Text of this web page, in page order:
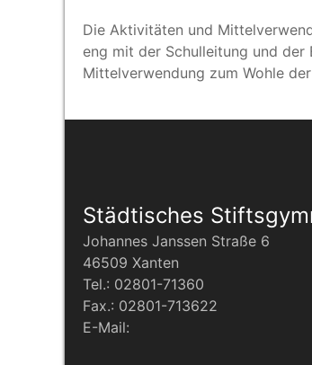
Die Akti­vi­tä­ten und
eng mit der Schul­lei­tung und
Mit­tel­ver­wen­dung zum Woh­le
Städtisches
Johannes Janssen Straße 6
46509 Xanten
Tel.: 02801-71360
Fax.: 02801-713622
E-Mail: